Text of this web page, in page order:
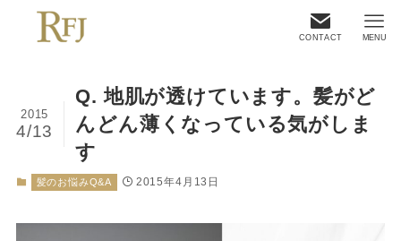
CONTACT MENU
Q. 地肌が透けています。髪がど
んどん薄くなっている気がしま
す
2015
4/13
髪のお悩みQ&A 2015年4月13日